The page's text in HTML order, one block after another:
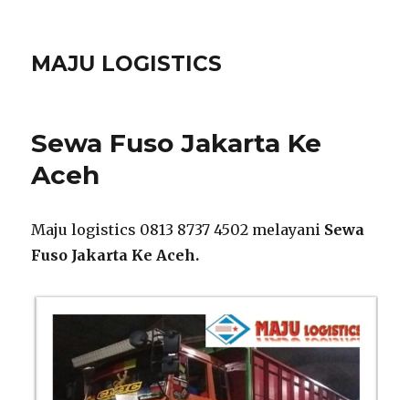
MAJU LOGISTICS
Sewa Fuso Jakarta Ke
Aceh
Maju logistics 0813 8737 4502 melayani Sewa
Fuso Jakarta Ke Aceh.